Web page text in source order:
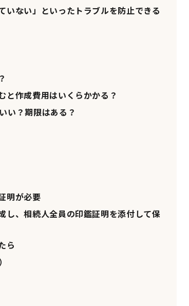
いない」といったトラブルを防止できる
と作成費用はいくらかかる？
い？期限はある？
明が必要
し、相続人全員の印鑑証明を添付して保
ら